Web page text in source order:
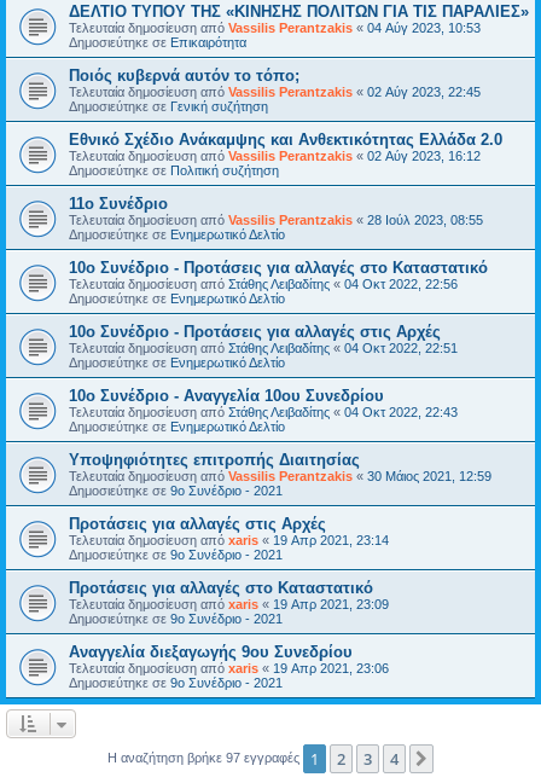
ΔΕΛΤΙΟ ΤΥΠΟΥ ΤΗΣ «ΚΙΝΗΣΗΣ ΠΟΛΙΤΩΝ ΓΙΑ ΤΙΣ ΠΑΡΑΛΙΕΣ»
Τελευταία δημοσίευση από Vassilis Perantzakis « 04 Αύγ 2023, 10:53
Δημοσιεύτηκε σε Επικαιρότητα
Ποιός κυβερνά αυτόν το τόπο;
Τελευταία δημοσίευση από Vassilis Perantzakis « 02 Αύγ 2023, 22:45
Δημοσιεύτηκε σε Γενική συζήτηση
Eθνικό Σχέδιο Ανάκαμψης και Ανθεκτικότητας Ελλάδα 2.0
Τελευταία δημοσίευση από Vassilis Perantzakis « 02 Αύγ 2023, 16:12
Δημοσιεύτηκε σε Πολιτική συζήτηση
11o Συνέδριο
Τελευταία δημοσίευση από Vassilis Perantzakis « 28 Ιούλ 2023, 08:55
Δημοσιεύτηκε σε Ενημερωτικό Δελτίο
10ο Συνέδριο - Προτάσεις για αλλαγές στο Καταστατικό
Τελευταία δημοσίευση από Στάθης Λειβαδίτης « 04 Οκτ 2022, 22:56
Δημοσιεύτηκε σε Ενημερωτικό Δελτίο
10ο Συνέδριο - Προτάσεις για αλλαγές στις Αρχές
Τελευταία δημοσίευση από Στάθης Λειβαδίτης « 04 Οκτ 2022, 22:51
Δημοσιεύτηκε σε Ενημερωτικό Δελτίο
10ο Συνέδριο - Αναγγελία 10ου Συνεδρίου
Τελευταία δημοσίευση από Στάθης Λειβαδίτης « 04 Οκτ 2022, 22:43
Δημοσιεύτηκε σε Ενημερωτικό Δελτίο
Υποψηφιότητες επιτροπής Διαιτησίας
Τελευταία δημοσίευση από Vassilis Perantzakis « 30 Μάιος 2021, 12:59
Δημοσιεύτηκε σε 9ο Συνέδριο - 2021
Προτάσεις για αλλαγές στις Αρχές
Τελευταία δημοσίευση από xaris « 19 Απρ 2021, 23:14
Δημοσιεύτηκε σε 9ο Συνέδριο - 2021
Προτάσεις για αλλαγές στο Καταστατικό
Τελευταία δημοσίευση από xaris « 19 Απρ 2021, 23:09
Δημοσιεύτηκε σε 9ο Συνέδριο - 2021
Αναγγελία διεξαγωγής 9ου Συνεδρίου
Τελευταία δημοσίευση από xaris « 19 Απρ 2021, 23:06
Δημοσιεύτηκε σε 9ο Συνέδριο - 2021
Η αναζήτηση βρήκε 97 εγγραφές 1 2 3 4